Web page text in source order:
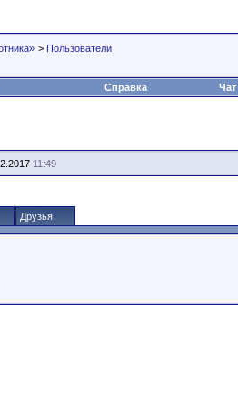
> Пользователи
Справка Чат
11:49
Друзья